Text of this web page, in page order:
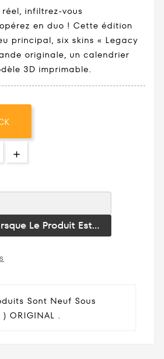
infiltrez-vous
en duo ! Cette édition
principal, six skins « Legacy
originale, un calendrier
3D imprimable.
Le Produit Est...
Sont Neuf Sous
ORIGINAL .